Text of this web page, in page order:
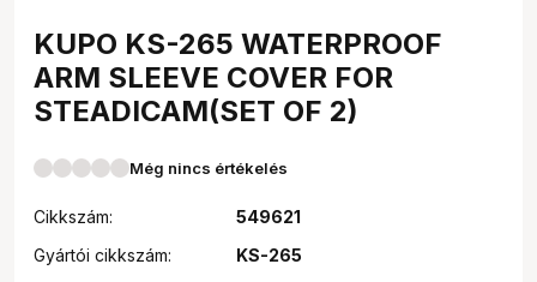
KUPO KS-265 WATERPROOF
ARM SLEEVE COVER FOR
STEADICAM(SET OF 2)
Még nincs értékelés
Cikkszám:
549621
Gyártói cikkszám:
KS-265